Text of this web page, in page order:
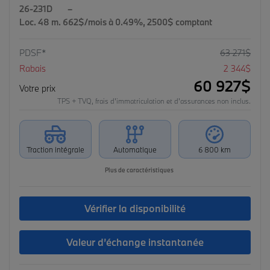
26-231D
–
Loc. 48 m. 662$/mois à 0.49%, 2500$ comptant
PDSF* 63 271$
Rabais
2 344$
Votre prix
60 927$
TPS + TVQ, frais d'immatriculation et d'assurances non inclus.
Traction intégrale Automatique 6 800 km
Plus de caractéristiques
Vérifier la disponibilité
Valeur d’échange instantanée